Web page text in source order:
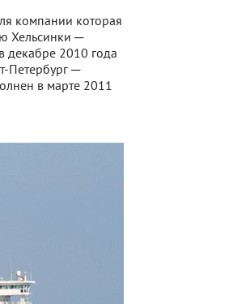
компании которая
Хельсинки ─
декабре 2010 года
Петербург ─
в марте 2011